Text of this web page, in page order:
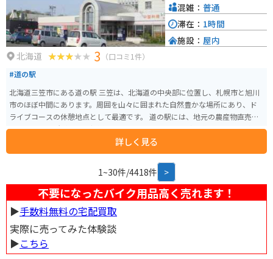
北海道 3 （口コミ1件）
#道の駅
北海道三笠市にある道の駅 三笠は、北海道の中央部に位置し、札幌市と旭川
市のほぼ中間にあります。周囲を山々に囲まれた自然豊かな場所にあり、ド
ライブコースの休憩地点として最適です。 道の駅には、地元の農産物直売所
や特産品販売所があり、新鮮な野菜や果物、加工品などを購入することがで
きます。特に、三笠市はメロンの産地として知られており、旬の時期には甘
い香りのするメロンが販売されます。また、レストランでは、地元産の食材
広々とした駐車場が完備されているため、安心して駐車することができま
す。また、周辺には、桂沢湖や三笠ジオパークなど、自然豊かな観光スポット
が多く点在しています。特に、桂沢湖は、エメラルドグリーンの湖水が美し
く、湖畔をツーリングするのもおすすめです。
詳しく見る
混雑： 普通
滞在： 1時間
施設： 屋内
1~30件/4418件 >
不要になったバイク用品高く売れます！
▶︎手数料無料の宅配買取
実際に売ってみた体験談
▶︎こちら